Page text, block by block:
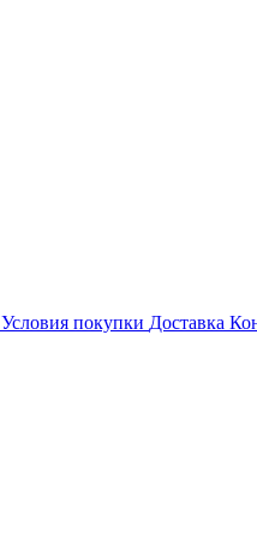
Условия покупки Доставка